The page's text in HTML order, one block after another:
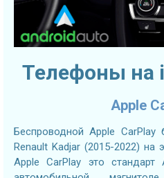
Телефоны на
Apple
Беспроводной Apple CarPlay
Renault Kadjar (2015-2022) на
Apple CarPlay это стандарт